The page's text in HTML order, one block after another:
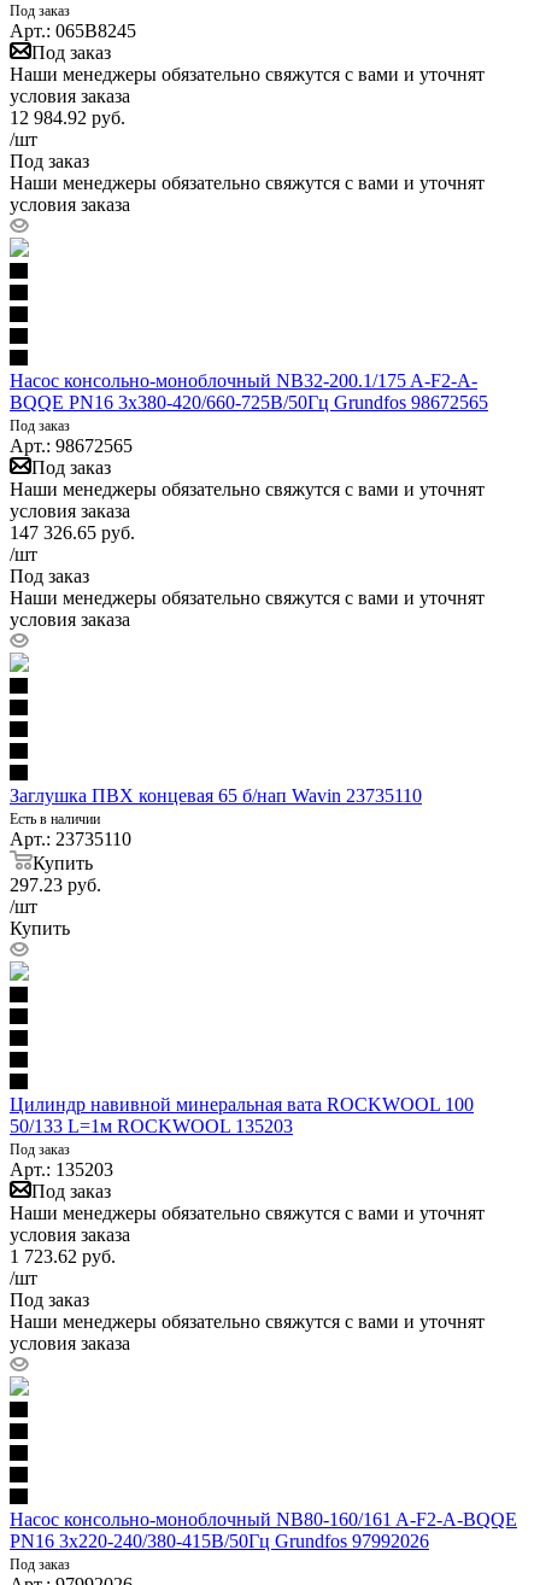
Под заказ
Арт.: 065B8245
Под заказ
Наши менеджеры обязательно свяжутся с вами и уточнят
условия заказа
12 984.92 руб.
/шт
Под заказ
Наши менеджеры обязательно свяжутся с вами и уточнят
условия заказа
Насос консольно-моноблочный NB32-200.1/175 A-F2-A-
BQQE PN16 3х380-420/660-725В/50Гц Grundfos 98672565
Под заказ
Арт.: 98672565
Под заказ
Наши менеджеры обязательно свяжутся с вами и уточнят
условия заказа
147 326.65 руб.
/шт
Под заказ
Наши менеджеры обязательно свяжутся с вами и уточнят
условия заказа
Заглушка ПВХ концевая 65 б/нап Wavin 23735110
Есть в наличии
Арт.: 23735110
Купить
297.23 руб.
/шт
Купить
Цилиндр навивной минеральная вата ROCKWOOL 100
50/133 L=1м ROCKWOOL 135203
Под заказ
Арт.: 135203
Под заказ
Наши менеджеры обязательно свяжутся с вами и уточнят
условия заказа
1 723.62 руб.
/шт
Под заказ
Наши менеджеры обязательно свяжутся с вами и уточнят
условия заказа
Насос консольно-моноблочный NB80-160/161 A-F2-A-BQQE
PN16 3х220-240/380-415В/50Гц Grundfos 97992026
Под заказ